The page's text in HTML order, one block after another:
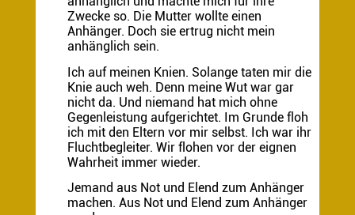
Zwecke so. Die Mutter wollte einen
Anhänger. Doch sie ertrug nicht mein
anhänglich sein.
Ich auf meinen Knien. Solange taten mir die
Knie auch weh. Denn meine Wut war gar
nicht da. Und niemand hat mich ohne
Gegenleistung aufgerichtet. Im Grunde floh
ich mit den Eltern vor mir selbst. Ich war ihr
Fluchtbegleiter. Wir flohen vor der eignen
Wahrheit immer wieder.
Jemand aus Not und Elend zum Anhänger
machen. Aus Not und Elend zum Anhänger